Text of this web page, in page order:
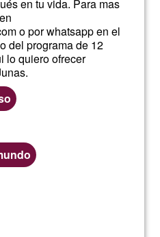
en tu vida. Para mas
o por whatsapp en el
del programa de 12
lo quiero ofrecer